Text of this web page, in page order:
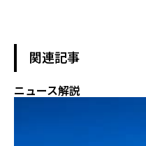
関連記事
ニュース解説